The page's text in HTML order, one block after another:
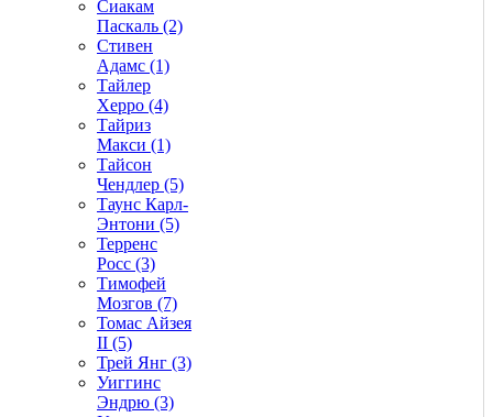
Сиакам
Паскаль (2)
Стивен
Адамс (1)
Тайлер
Херро (4)
Тайриз
Макси (1)
Тайсон
Чендлер (5)
Таунс Карл-
Энтони (5)
Терренс
Росс (3)
Тимофей
Мозгов (7)
Томас Айзея
II (5)
Трей Янг (3)
Уиггинс
Эндрю (3)